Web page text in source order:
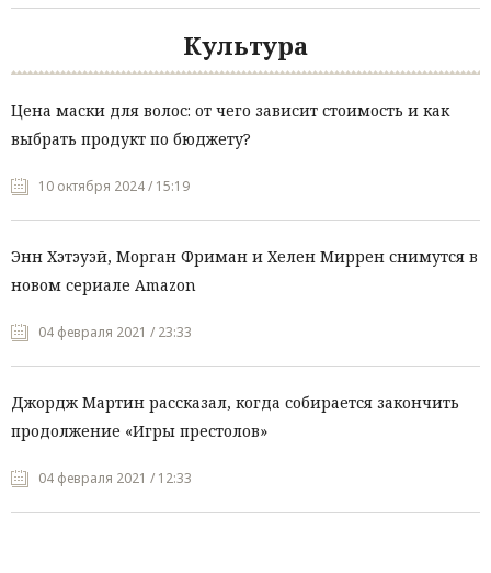
Культура
Цена маски для волос: от чего зависит стоимость и как
выбрать продукт по бюджету?
10 октября 2024 / 15:19
Энн Хэтэуэй, Морган Фриман и Хелен Миррен снимутся в
новом сериале Amazon
04 февраля 2021 / 23:33
Джордж Мартин рассказал, когда собирается закончить
продолжение «Игры престолов»
04 февраля 2021 / 12:33